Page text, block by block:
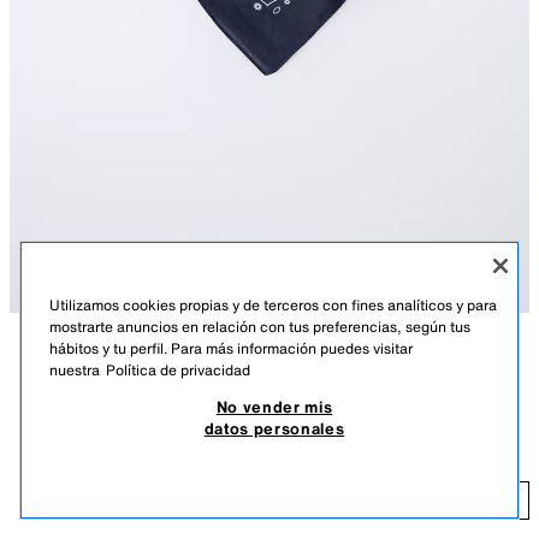
DESCRIPCIÓNCOLORCOMPOSICIÓN MEDIDAS
Bandana cuadrada con estampado paisley.
BANDANA ESTAMPADO PAISLEY
Utilizamos cookies propias y de terceros con fines analíticos y para
mostrarte anuncios en relación con tus preferencias, según tus
hábitos y tu perfil. Para más información puedes visitar
nuestra Política de privacidad
No vender mis
datos personales